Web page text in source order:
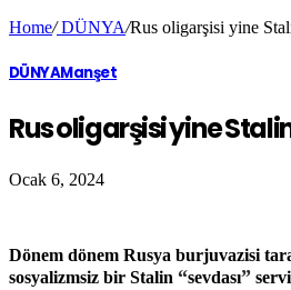
Home/DÜNYA/Rus oligarşisi yine
DÜNYAManşet
Rus oligarşisi yine
Ocak 6, 2024
Dönem dönem Rusya burjuvazisi
sosyalizmsiz bir Stalin “sevdası”